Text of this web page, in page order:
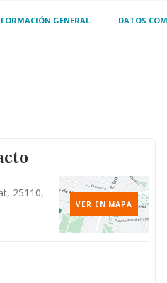
GENERAL DATOS
25110,
VER EN MAPA